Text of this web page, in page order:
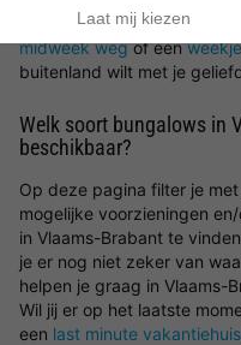
Ideaal voor wanneer je een
midweek wegof een
buitenland wilt met je
Welk soort bungalows in
beschikbaar?
Op deze pagina filter je
mogelijke voorzieningen
in Vlaams-Brabant te
je er nog niet zeker van
helpen je graag in Vlaams-
Wil jij er op het laatste
een last minute